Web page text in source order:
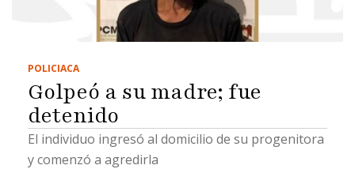
POLICIACA
Golpeó a su madre; fue
detenido
El individuo ingresó al domicilio de su progenitora
y comenzó a agredirla